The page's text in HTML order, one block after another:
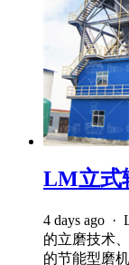
LM立式
4 days ago
的立磨技术
的节能型磨